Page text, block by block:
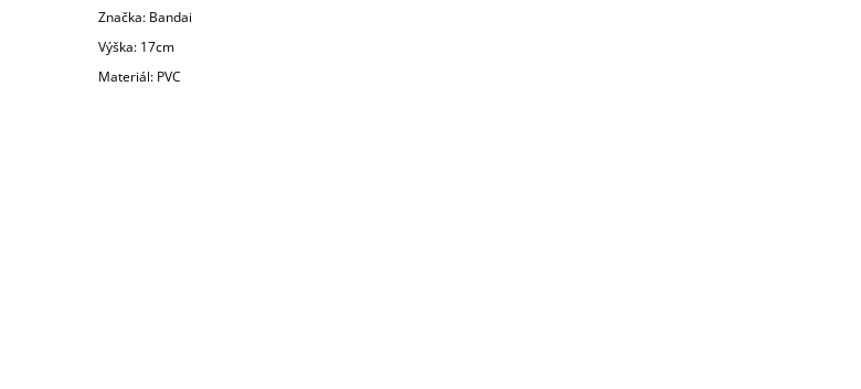
Značka: Bandai
Výška: 17cm
Materiál: PVC